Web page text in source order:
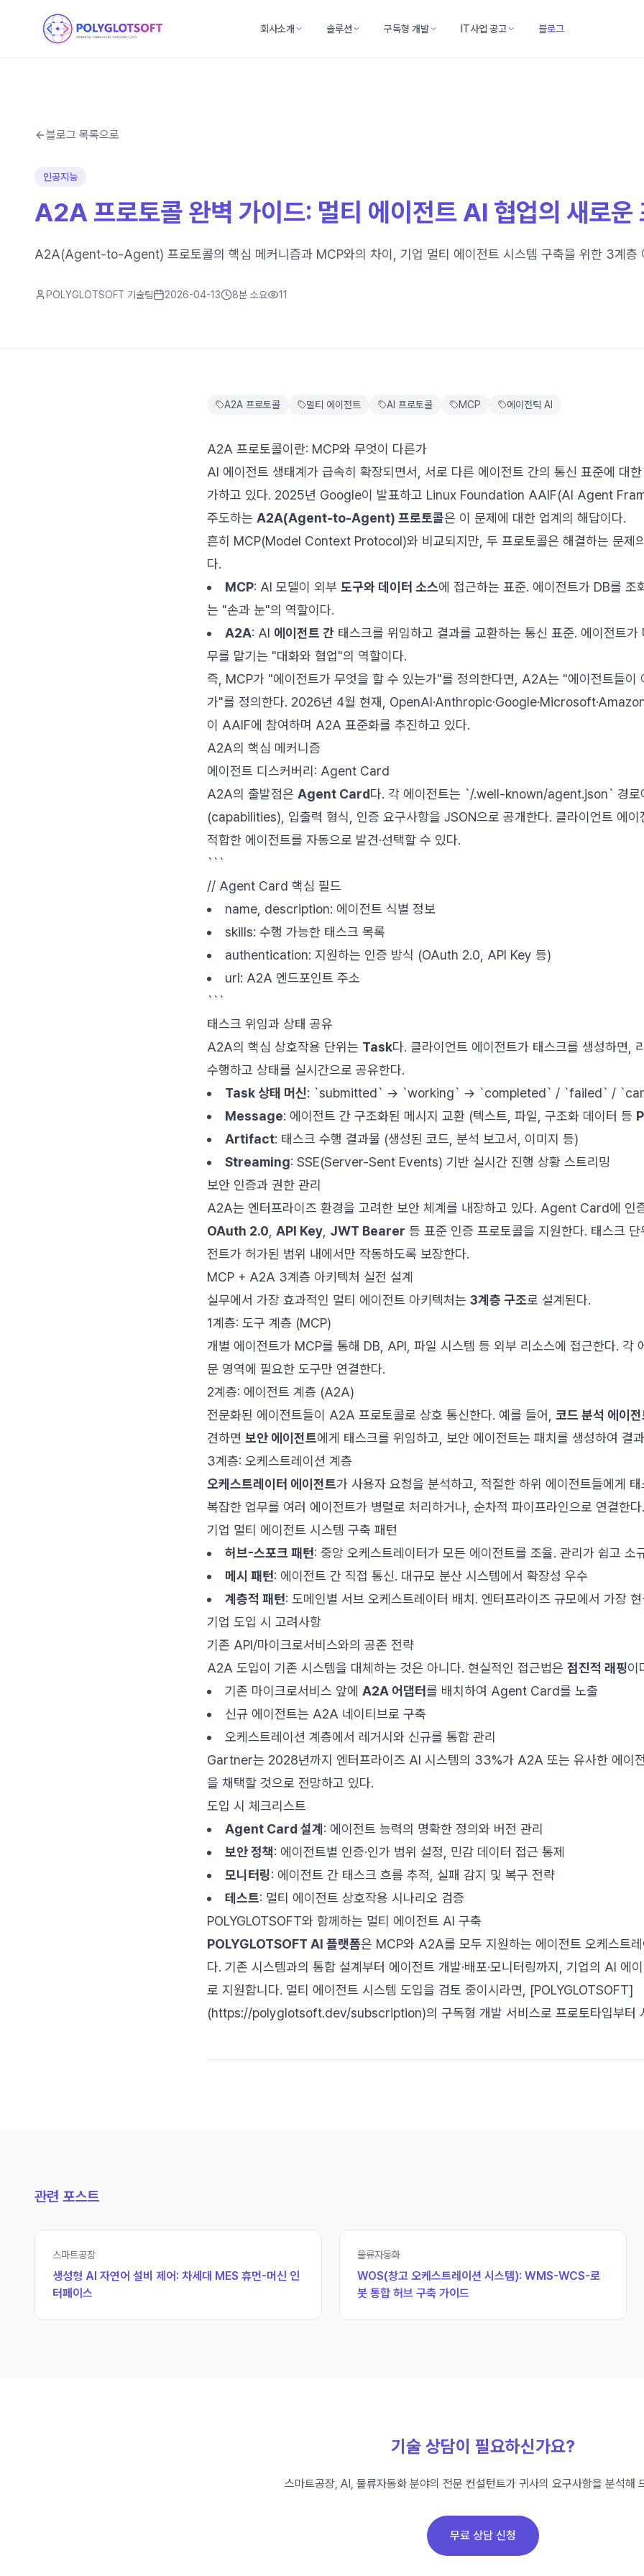
회사소개 솔루션 구독형 개발 IT사업 공고 블로그
블로그 목록으로
인공지능
A2A 프로토콜 완벽 가이드: 멀티 에이전트 AI 협업의 새로운
A2A(Agent-to-Agent) 프로토콜의 핵심 메커니즘과 MCP와의 차이, 기업 멀티 에이전트 시스템 구축을 위한 3계층
POLYGLOTSOFT 기술팀 2026-04-13 8분 소요 11
A2A 프로토콜 멀티 에이전트 AI 프로토콜 MCP 에이전틱 AI
A2A 프로토콜이란: MCP와 무엇이 다른가
AI 에이전트 생태계가 급속히 확장되면서, 서로 다른 에이전트 간의 통신 표준에 대
가하고 있다. 2025년 Google이 발표하고 Linux Foundation AAIF(AI Agent
주도하는 A2A(Agent-to-Agent) 프로토콜은 이 문제에 대한 업계의 해답이다.
흔히 MCP(Model Context Protocol)와 비교되지만, 두 프로토콜은 해결하는 문제
다.
MCP: AI 모델이 외부 도구와 데이터 소스에 접근하는 표준. 에이전트가 DB를 조
는 "손과 눈"의 역할이다.
A2A: AI 에이전트 간 태스크를 위임하고 결과를 교환하는 통신 표준. 에이전트가
무를 맡기는 "대화와 협업"의 역할이다.
즉, MCP가 "에이전트가 무엇을 할 수 있는가"를 정의한다면, A2A는 "에이전트들이
가"를 정의한다. 2026년 4월 현재,
이 AAIF에 참여하며 A2A 표준화를 추진하고 있다.
A2A의 핵심 메커니즘
에이전트 디스커버리: Agent Card
A2A의 출발점은 Agent Card다. 각 에이전트는 `/.well-known/agent.json` 경로
(capabilities), 입출력 형식, 인증 요구사항을 JSON으로 공개한다. 클라이언트 에이
적합한 에이전트를 자동으로 발견·선택할 수 있다.
```
// Agent Card 핵심 필드
name, description: 에이전트 식별 정보
skills: 수행 가능한 태스크 목록
authentication: 지원하는 인증 방식 (OAuth 2.0, API Key 등)
url: A2A 엔드포인트 주소
```
태스크 위임과 상태 공유
A2A의 핵심 상호작용 단위는 Task다. 클라이언트 에이전트가 태스크를 생성하면,
수행하고 상태를 실시간으로 공유한다.
Task 상태 머신: `submitted` → `working` → `completed` / `failed` /
Message: 에이전트 간 구조화된 메시지 교환 (텍스트, 파일, 구조화 데이터 등
Artifact: 태스크 수행 결과물 (생성된 코드, 분석 보고서, 이미지 등)
Streaming: SSE(Server-Sent Events) 기반 실시간 진행 상황 스트리밍
보안 인증과 권한 관리
A2A는 엔터프라이즈 환경을 고려한 보안 체계를 내장하고 있다. Agent Card에 인
OAuth 2.0 API Key JWT Bearer 등 표준 인증 프로토콜을 지원한다. 태스크 단
전트가 허가된 범위 내에서만 작동하도록 보장한다.
MCP + A2A 3계층 아키텍처 실전 설계
실무에서 가장 효과적인 멀티 에이전트 아키텍처는 3계층 구조로 설계된다.
1계층: 도구 계층 (MCP)
개별 에이전트가 MCP를 통해 DB, API, 파일 시스템 등 외부 리소스에 접근한다. 각
문 영역에 필요한 도구만 연결한다.
2계층: 에이전트 계층 (A2A)
전문화된 에이전트들이 A2A 프로토콜로 상호 통신한다. 예를 들어, 코드 분석 에이전
견하면 보안 에이전트에게 태스크를 위임하고, 보안 에이전트는 패치를 생성하여 결
3계층: 오케스트레이션 계층
오케스트레이터 에이전트가 사용자 요청을 분석하고, 적절한 하위 에이전트들에게 태
복잡한 업무를 여러 에이전트가 병렬로 처리하거나, 순차적 파이프라인으로 연결한다.
기업 멀티 에이전트 시스템 구축 패턴
허브-스포크 패턴: 중앙 오케스트레이터가 모든 에이전트를 조율. 관리가 쉽고 소
메시 패턴: 에이전트 간 직접 통신. 대규모 분산 시스템에서 확장성 우수
계층적 패턴: 도메인별 서브 오케스트레이터 배치. 엔터프라이즈 규모에서 가장 현
기업 도입 시 고려사항
기존 API/마이크로서비스와의 공존 전략
A2A 도입이 기존 시스템을 대체하는 것은 아니다. 현실적인 접근법은 점진적 래핑이
기존 마이크로서비스 앞에 A2A 어댑터를 배치하여 Agent Card를 노출
신규 에이전트는 A2A 네이티브로 구축
오케스트레이션 계층에서 레거시와 신규를 통합 관리
Gartner는 2028년까지 엔터프라이즈 AI 시스템의 33%가 A2A 또는 유사한 에이
을 채택할 것으로 전망하고 있다.
도입 시 체크리스트
Agent Card 설계 : 에이전트 능력의 명확한 정의와 버전 관리
보안 정책: 에이전트별 인증·인가 범위 설정, 민감 데이터 접근 통제
모니터링: 에이전트 간 태스크 흐름 추적, 실패 감지 및 복구 전략
테스트: 멀티 에이전트 상호작용 시나리오 검증
POLYGLOTSOFT와 함께하는 멀티 에이전트 AI 구축
POLYGLOTSOFT AI 플랫폼은 MCP와 A2A를 모두 지원하는 에이전트 오케스트레
다. 기존 시스템과의 통합 설계부터 에이전트 개발·배포·모니터링까지, 기업의 AI 에
로 지원합니다. 멀티 에이전트 시스템 도입을 검토 중이시라면, [POLYGLOTSOFT]
(https://polyglotsoft.dev/subscription)의 구독형 개발 서비스로 프로토타입부터
관련 포스트
스마트공장
생성형 AI 자연어 설비 제어: 차세대 MES 휴먼-머신 인
터페이스
물류자동화
WOS(창고 오케스트레이션 시스템): WMS-WCS-로
봇 통합 허브 구축 가이드
기술 상담이 필요하신가요?
스마트공장, AI, 물류자동화 분야의 전문 컨설턴트가 귀사의 요구사항을 분석해
무료 상담 신청